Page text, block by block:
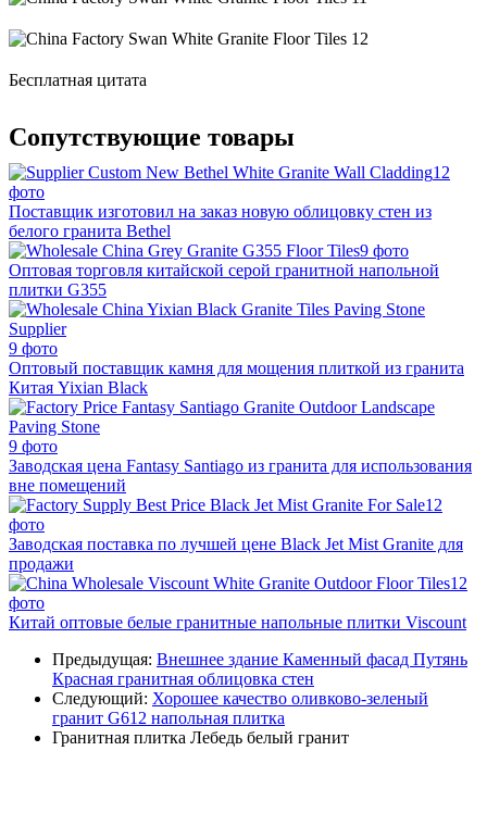
Бесплатная цитата
Сопутствующие товары
12
фото
Поставщик изготовил на заказ новую облицовку стен из
белого гранита Bethel
9 фото
Оптовая торговля китайской серой гранитной напольной
плитки G355
9 фото
Оптовый поставщик камня для мощения плиткой из гранита
Китая Yixian Black
9 фото
Заводская цена Fantasy Santiago из гранита для использования
вне помещений
12
фото
Заводская поставка по лучшей цене Black Jet Mist Granite для
продажи
12
фото
Китай оптовые белые гранитные напольные плитки Viscount
Предыдущая: Внешнее здание Каменный фасад Путянь
Красная гранитная облицовка стен
Следующий: Хорошее качество оливково-зеленый
гранит G612 напольная плитка
Гранитная плитка Лебедь белый гранит